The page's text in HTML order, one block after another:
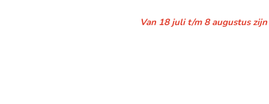
Van 18 juli t/m 8 augustus